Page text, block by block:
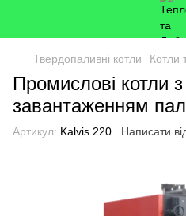
Твердопаливні котли Котли
Промислові котли
завантаженням
Артикул: Kalvis 220 Написати